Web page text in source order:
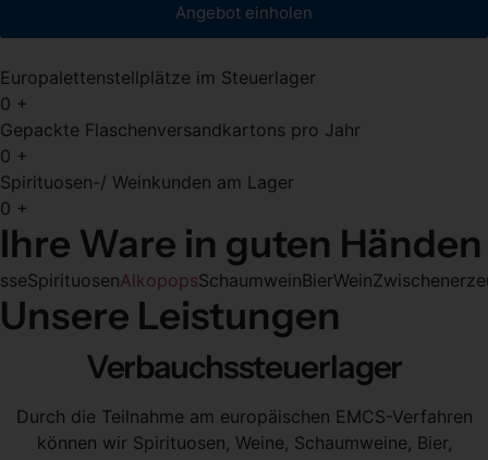
Angebot einholen
Europalettenstellplätze im Steuerlager
0 +
Gepackte Flaschen­versandkartons pro Jahr
0 +
Spirituosen-/ Weinkunden am Lager
0 +
Ihre Ware in guten Händen
SpirituosenAlkopopsSchaumweinBierWein
Unsere Leistungen
Verbauchssteuerlager
Durch die Teilnahme am europäischen EMCS-Verfahren
können wir Spirituosen, Weine, Schaumweine, Bier,